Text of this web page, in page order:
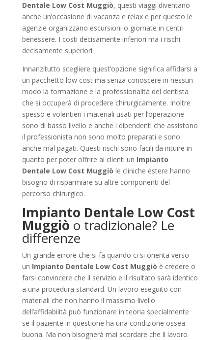
Dentale Low Cost Muggiò, questi viaggi diventano
anche un’occasione di vacanza e relax e per questo le
agenzie organizzano escursioni o giornate in centri
benessere. I costi decisamente inferiori ma i rischi
decisamente superiori.
Innanzitutto scegliere quest’opzione significa affidarsi a
un pacchetto low cost ma senza conoscere in nessun
modo la formazione e la professionalità del dentista
che si occuperà di procedere chirurgicamente. Inoltre
spesso e volentieri i materiali usati per l’operazione
sono di basso livello e anche i dipendenti che assistono
il professionista non sono molto preparati e sono
anche mal pagati. Questi rischi sono facili da intuire in
quanto per poter offrire ai clienti un Impianto
Dentale Low Cost Muggiò le cliniche estere hanno
bisogno di risparmiare su altre componenti del
percorso chirurgico.
Impianto Dentale Low Cost
Muggiò o tradizionale? Le
differenze
Un grande errore che si fa quando ci si orienta verso
un Impianto Dentale Low Cost Muggiò è credere o
farsi convincere che il servizio e il risultato sarà identico
a una procedura standard. Un lavoro eseguito con
materiali che non hanno il massimo livello
dell’affidabilità può funzionare in teoria specialmente
se il paziente in questione ha una condizione ossea
buona. Ma non bisognerà mai scordare che il lavoro